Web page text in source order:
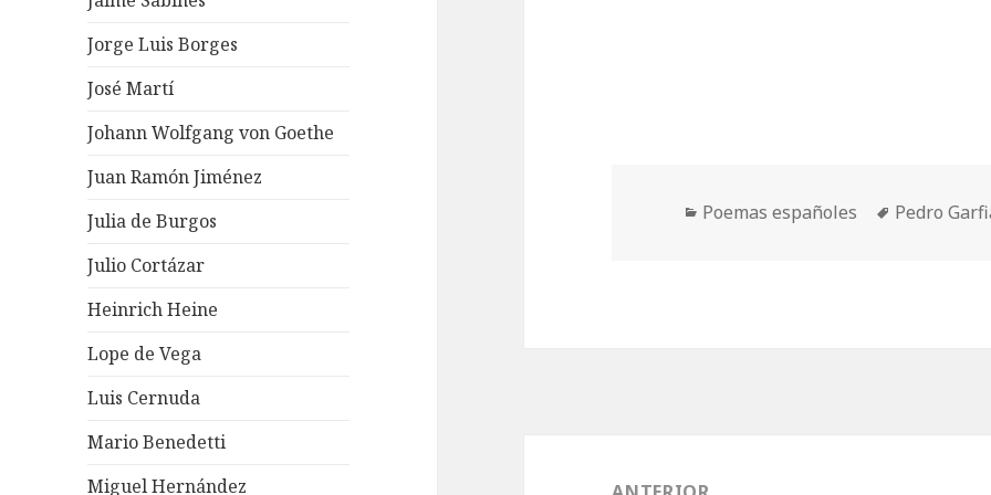
Jorge Luis Borges
José Martí
Johann Wolfgang von Goethe
Juan Ramón Jiménez
Julia de Burgos
Julio Cortázar
Heinrich Heine
Lope de Vega
Luis Cernuda
Mario Benedetti
Miguel Hernández
Categorías
Poemas españoles Etiquetas
Pedro